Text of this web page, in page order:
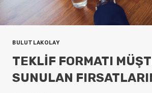
BULUTLAKOLAY
TEKLIF FORMATI
SUNULAN